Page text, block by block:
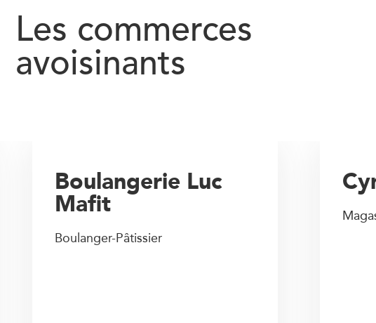
Les commerces
avoisinants
Boulangerie Luc
Mafit
Boulanger-Pâtissier